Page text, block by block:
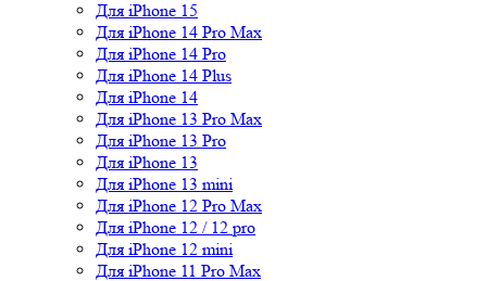
Для iPhone 15
Для iPhone 14 Pro Max
Для iPhone 14 Pro
Для iPhone 14 Plus
Для iPhone 14
Для iPhone 13 Pro Max
Для iPhone 13 Pro
Для iPhone 13
Для iPhone 13 mini
Для iPhone 12 Pro Max
Для iPhone 12 / 12 pro
Для iPhone 12 mini
Для iPhone 11 Pro Max